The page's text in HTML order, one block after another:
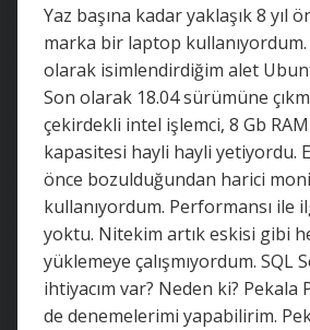
Yaz başına kadar yaklaşık 8 yıl
marka bir laptop
olarak isimlendirdiğim alet
Son olarak 18.04 sürümüne
çekirdekli intel işlemci, 8 Gb
kapasitesi hayli hayli yetiyordu.
önce bozulduğundan harici
kullanıyordum. Performansı ile
yoktu. Nitekim artık eskisi gibi
yüklemeye çalışmıyordum. SQL
ihtiyacım var? Neden ki? Pekala
de denemelerimi yapabilirim.